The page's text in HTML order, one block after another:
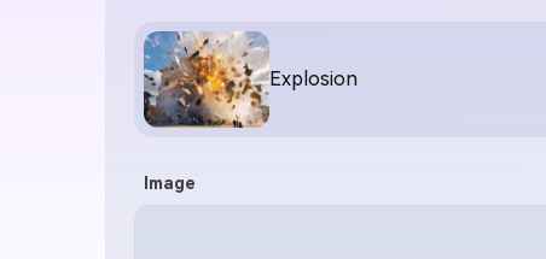
Explosion
Image